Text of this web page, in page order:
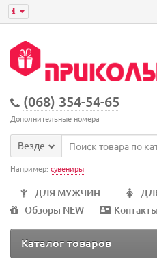
(068) 354-54-65
Дополнительные номера
Везде
Например: сувениры
ДЛЯ МУЖЧИН
Обзоры NEW
Контакты
Каталог товаров